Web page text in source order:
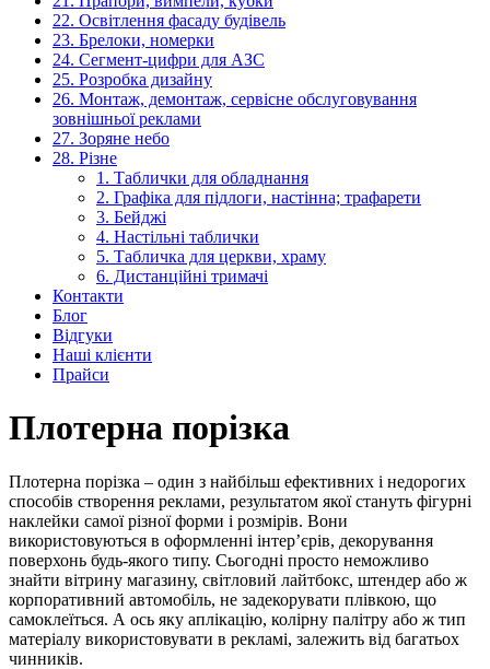
22. Освітлення фасаду будівель
23. Брелоки, номерки
24. Сегмент-цифри для АЗС
25. Розробка дизайну
26. Монтаж, демонтаж, сервісне обслуговування
зовнішньої реклами
27. Зоряне небо
28. Різне
1. Таблички для обладнання
2. Графіка для підлоги, настінна; трафарети
3. Бейджі
4. Настільні таблички
5. Табличка для церкви, храму
6. Дистанційні тримачі
Контакти
Блог
Відгуки
Наші клієнти
Прайси
Плотерна порізка
Плотерна порізка – один з найбільш ефективних і недорогих
способів створення реклами, результатом якої стануть фігурні
наклейки самої різної форми і розмірів. Вони
використовуються в оформленні інтер’єрів, декорування
поверхонь будь-якого типу. Сьогодні просто неможливо
знайти вітрину магазину, світловий лайтбокс, штендер або ж
корпоративний автомобіль, не задекорувати плівкою, що
самоклеїться. А ось яку аплікацію, колірну палітру або ж тип
матеріалу використовувати в рекламі, залежить від багатьох
чинників.